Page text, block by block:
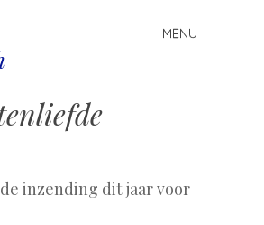
MENU
inzending dit jaar voor